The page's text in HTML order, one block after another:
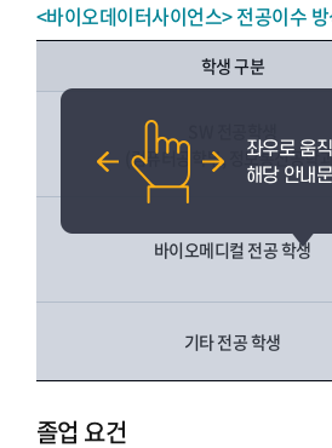
<바이오데이터사이언스> 전공이수 방
학생 구분
(컴퓨터공학부, 정보통신공학
바이오메디컬 전공 학생
기타 전공 학생
졸업 요건